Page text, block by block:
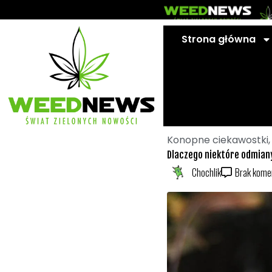
do
Strona główna
Konopne ciekawostki,
Dlaczego niektóre
Chochlik Brak